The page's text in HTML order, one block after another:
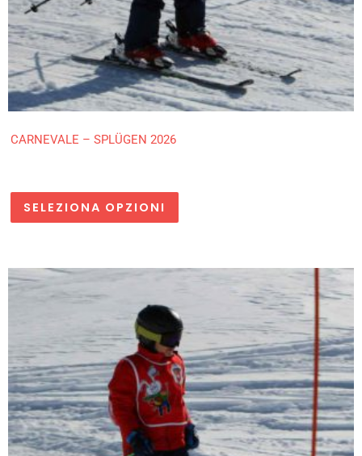
CARNEVALE – SPLÜGEN 2026
SELEZIONA OPZIONI